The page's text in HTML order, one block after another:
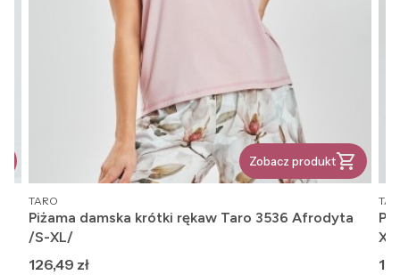
Zobacz produkt
PRODUCENT
TARO
Piżama damska krótki rękaw Taro 3536 Afrodyta
/S-XL/
Cena
126,49 zł
Piżama